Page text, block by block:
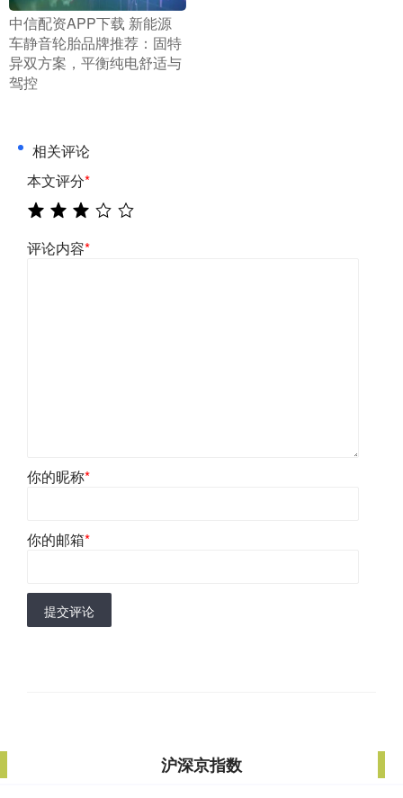
​中信配资APP下载 新能源
车静音轮胎品牌推荐：固特
异双方案，平衡纯电舒适与
驾控
相关评论
本文评分*
评论内容*
你的昵称*
你的邮箱*
提交评论
沪深京指数